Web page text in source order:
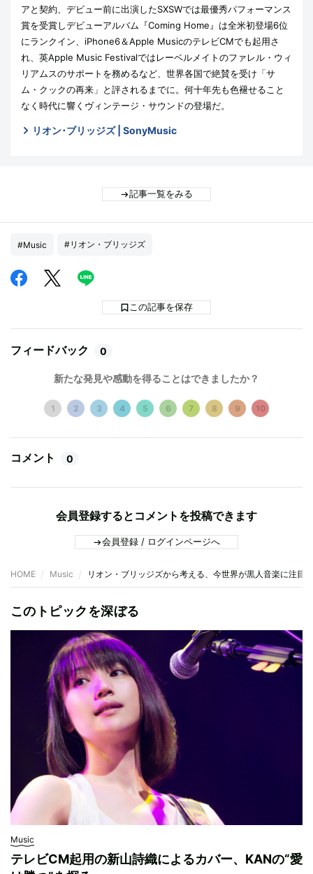
アと契約、デビュー前に出演したSXSWでは最優秀パフォーマンス
賞を受賞しデビューアルバム『Coming Home』は全米初登場6位
にランクイン、iPhone6＆Apple MusicのテレビCMでも起用さ
れ、英Apple Music Festivalではレーベルメイトのファレル・ウィ
リアムスのサポートを務めるなど、世界各国で絶賛を受け「サ
ム・クックの再来」と評されるまでに。何十年先も色褪せること
なく時代に響くヴィンテージ・サウンドの登場だ。
リオン･ブリッジズ | SonyMusic
記事一覧をみる
#Music #リオン・ブリッジズ
この記事を保存
フィードバック 0
新たな発見や感動を得ることはできましたか？
1 2 3 4 5 6 7 8 9 10
コメント 0
会員登録するとコメントを投稿できます
会員登録 / ログインページへ
HOME Music リオン・ブリッジズから考える、今世界が黒人音楽に注目
このトピックを深ぼる
Music
テレビCM起用の新山詩織によるカバー、KANの“愛